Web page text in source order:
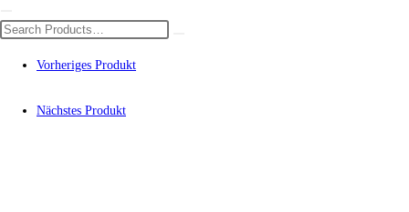
Vorheriges Produkt
Nächstes Produkt